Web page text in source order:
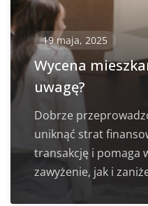
19 maja, 2025
Wycena
uwagę?
Dobrze
uniknąć strat
transakcję i pomaga
zawyżenie, jak i